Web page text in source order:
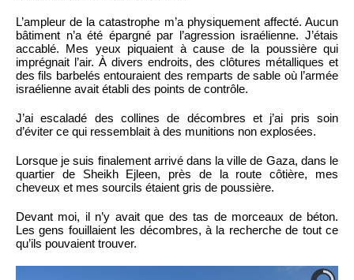
L’ampleur de la catastrophe m’a physiquement affecté. Aucun
bâtiment n’a été épargné par l’agression israélienne. J’étais
accablé. Mes yeux piquaient à cause de la poussière qui
imprégnait l’air. À divers endroits, des clôtures métalliques et
des fils barbelés entouraient des remparts de sable où l’armée
israélienne avait établi des points de contrôle.
J’ai escaladé des collines de décombres et j’ai pris soin
d’éviter ce qui ressemblait à des munitions non explosées.
Lorsque je suis finalement arrivé dans la ville de Gaza, dans le
quartier de Sheikh Ejleen, près de la route côtière, mes
cheveux et mes sourcils étaient gris de poussière.
Devant moi, il n’y avait que des tas de morceaux de béton.
Les gens fouillaient les décombres, à la recherche de tout ce
qu’ils pouvaient trouver.